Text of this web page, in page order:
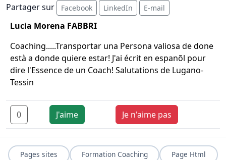
Partager sur
Facebook LinkedIn E-mail
Lucia Morena FABBRI
Coaching.....Transportar una Persona valiosa de done
està a donde quiere estar! J'ai écrit en espanõl pour
dire l'Essence de un Coach! Salutations de Lugano-
Tessin
0 J'aime Je n'aime pas
Pages sites Formation Coaching
Page Html